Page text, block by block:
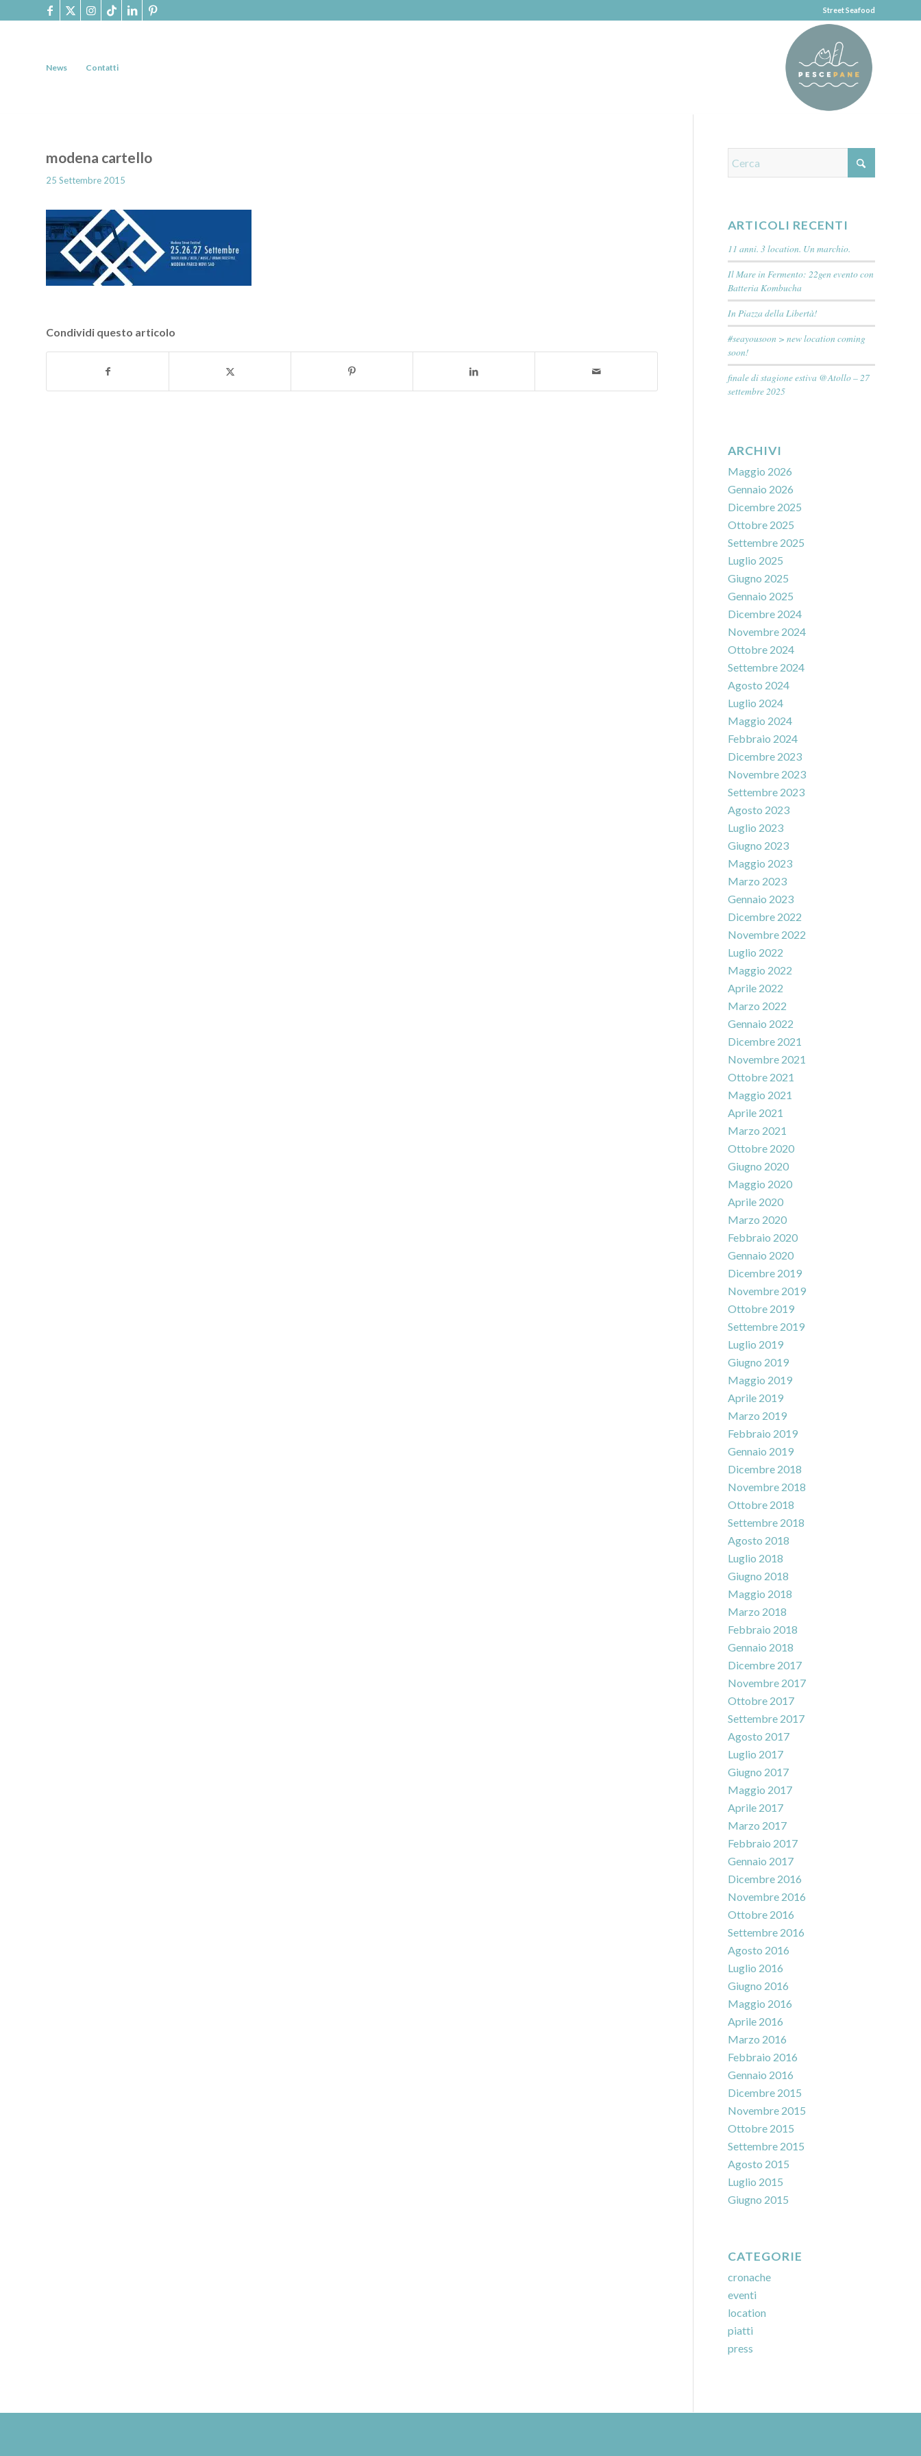
Street Seafood
News Contatti
modena cartello
25 Settembre 2015
Condividi questo articolo
ARTICOLI RECENTI
11 anni. 3 location. Un marchio.
Il Mare in Fermento: 22gen evento con
Batteria Kombucha
In Piazza della Libertà!
#seayousoon > new location coming
soon!
finale di stagione estiva @Atollo – 27
settembre 2025
ARCHIVI
Maggio 2026
Gennaio 2026
Dicembre 2025
Ottobre 2025
Settembre 2025
Luglio 2025
Giugno 2025
Gennaio 2025
Dicembre 2024
Novembre 2024
Ottobre 2024
Settembre 2024
Agosto 2024
Luglio 2024
Maggio 2024
Febbraio 2024
Dicembre 2023
Novembre 2023
Settembre 2023
Agosto 2023
Luglio 2023
Giugno 2023
Maggio 2023
Marzo 2023
Gennaio 2023
Dicembre 2022
Novembre 2022
Luglio 2022
Maggio 2022
Aprile 2022
Marzo 2022
Gennaio 2022
Dicembre 2021
Novembre 2021
Ottobre 2021
Maggio 2021
Aprile 2021
Marzo 2021
Ottobre 2020
Giugno 2020
Maggio 2020
Aprile 2020
Marzo 2020
Febbraio 2020
Gennaio 2020
Dicembre 2019
Novembre 2019
Ottobre 2019
Settembre 2019
Luglio 2019
Giugno 2019
Maggio 2019
Aprile 2019
Marzo 2019
Febbraio 2019
Gennaio 2019
Dicembre 2018
Novembre 2018
Ottobre 2018
Settembre 2018
Agosto 2018
Luglio 2018
Giugno 2018
Maggio 2018
Marzo 2018
Febbraio 2018
Gennaio 2018
Dicembre 2017
Novembre 2017
Ottobre 2017
Settembre 2017
Agosto 2017
Luglio 2017
Giugno 2017
Maggio 2017
Aprile 2017
Marzo 2017
Febbraio 2017
Gennaio 2017
Dicembre 2016
Novembre 2016
Ottobre 2016
Settembre 2016
Agosto 2016
Luglio 2016
Giugno 2016
Maggio 2016
Aprile 2016
Marzo 2016
Febbraio 2016
Gennaio 2016
Dicembre 2015
Novembre 2015
Ottobre 2015
Settembre 2015
Agosto 2015
Luglio 2015
Giugno 2015
CATEGORIE
cronache
eventi
location
piatti
press